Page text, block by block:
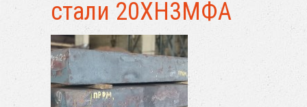
стали 20ХН3МФА